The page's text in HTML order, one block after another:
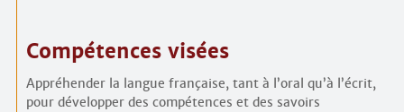
Compétences visées
Appréhender la langue française, tant à l’oral qu’à l’écrit,
pour développer des compétences et des savoirs